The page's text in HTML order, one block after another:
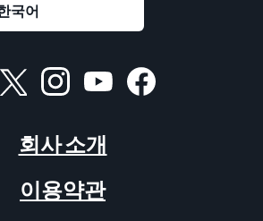
회사 소개
이용약관